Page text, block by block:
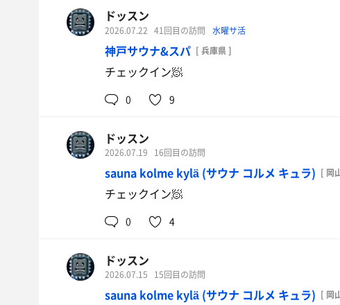
ドッスン
2026.07.22 41回目の訪問 水曜サ活
神戸サウナ&スパ [ 兵庫県 ]
チェックイン🧖
0 9
ドッスン
2026.07.19 16回目の訪問
sauna kolme kylä (サウナ コルメ キュラ) [ 岡
チェックイン🧖
0 4
ドッスン
2026.07.15 15回目の訪問
sauna kolme kylä (サウナ コルメ キュラ) [ 岡